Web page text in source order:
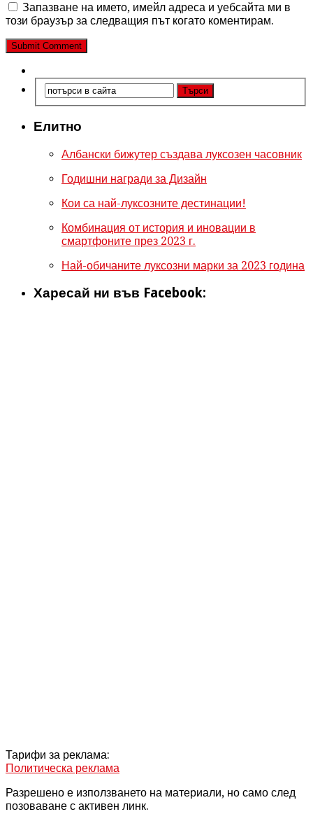
Запазване на името, имейл адреса и уебсайта ми в
този браузър за следващия път когато коментирам.
Елитно
Албански бижутер създава луксозен часовник
Годишни награди за Дизайн
Кои са най-луксозните дестинации!
Комбинация от история и иновации в
смартфоните през 2023 г.
Най-обичаните луксозни марки за 2023 година
Харесай ни във Facebook:
Тарифи за реклама:
Политическа реклама
Разрешено е използването на материали, но само след
позоваване с активен линк.